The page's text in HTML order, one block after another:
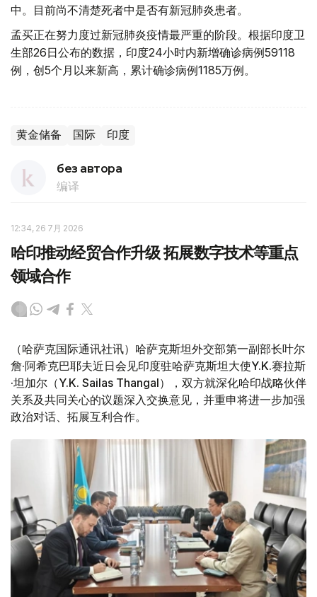
中。目前尚不清楚死者中是否有新冠肺炎患者。
孟买正在努力度过新冠肺炎疫情最严重的阶段。根据印度卫
生部26日公布的数据，印度24小时内新增确诊病例59118
例，创5个月以来新高，累计确诊病例1185万例。
黄金储备 国际 印度
без автора
编译
12:34, 26 7月 2026
哈印推动经贸合作升级 拓展数字技术等重点
领域合作
（哈萨克国际通讯社讯）哈萨克斯坦外交部第一副部长叶尔
詹·阿希克巴耶夫近日会见印度驻哈萨克斯坦大使Y.K.赛拉斯
·坦加尔（Y.K. Sailas Thangal），双方就深化哈印战略伙伴
关系及共同关心的议题深入交换意见，并重申将进一步加强
政治对话、拓展互利合作。